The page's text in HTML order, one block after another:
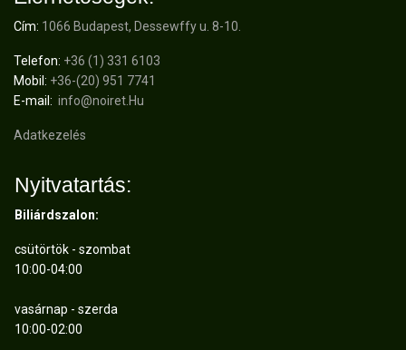
Cím: 1066 Budapest, Dessewffy u. 8-10.
Telefon: +36 (1) 331 6103
Mobil: +36-(20) 951 7741
E-mail: info@noiret.Hu
Adatkezelés
Nyitvatartás:
Biliárdszalon:
csütörtök - szombat
10:00-04:00
vasárnap - szerda
10:00-02:00